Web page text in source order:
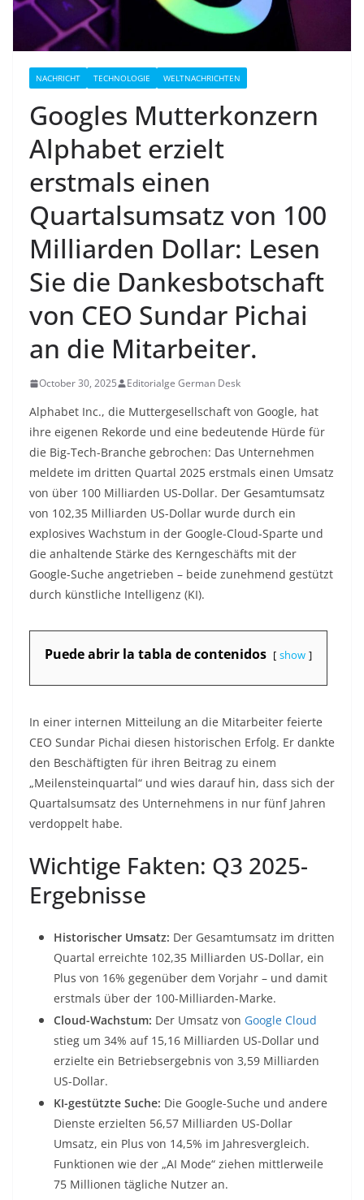
NACHRICHT TECHNOLOGIE WELTNACHRICHTEN
Googles Mutterkonzern
Alphabet erzielt
erstmals einen
Quartalsumsatz von 100
Milliarden Dollar: Lesen
Sie die Dankesbotschaft
von CEO Sundar Pichai
an die Mitarbeiter.
October 30, 2025 Editorialge German Desk
Alphabet Inc., die Muttergesellschaft von Google, hat
ihre eigenen Rekorde und eine bedeutende Hürde für
die Big-Tech-Branche gebrochen: Das Unternehmen
meldete im dritten Quartal 2025 erstmals einen Umsatz
von über 100 Milliarden US-Dollar. Der Gesamtumsatz
von 102,35 Milliarden US-Dollar wurde durch ein
explosives Wachstum in der Google-Cloud-Sparte und
die anhaltende Stärke des Kerngeschäfts mit der
Google-Suche angetrieben – beide zunehmend gestützt
durch künstliche Intelligenz (KI).
Puede abrir la tabla de contenidos show
In einer internen Mitteilung an die Mitarbeiter feierte
CEO Sundar Pichai diesen historischen Erfolg. Er dankte
den Beschäftigten für ihren Beitrag zu einem
„Meilensteinquartal“ und wies darauf hin, dass sich der
Quartalsumsatz des Unternehmens in nur fünf Jahren
verdoppelt habe.
Wichtige Fakten: Q3 2025-
Ergebnisse
Historischer Umsatz: Der Gesamtumsatz im dritten
Quartal erreichte 102,35 Milliarden US-Dollar, ein
Plus von 16% gegenüber dem Vorjahr – und damit
erstmals über der 100-Milliarden-Marke.
Cloud-Wachstum: Der Umsatz von Google Cloud
stieg um 34% auf 15,16 Milliarden US-Dollar und
erzielte ein Betriebsergebnis von 3,59 Milliarden
US-Dollar.
KI-gestützte Suche: Die Google-Suche und andere
Dienste erzielten 56,57 Milliarden US-Dollar
Umsatz, ein Plus von 14,5% im Jahresvergleich.
Funktionen wie der „AI Mode“ ziehen mittlerweile
75 Millionen tägliche Nutzer an.